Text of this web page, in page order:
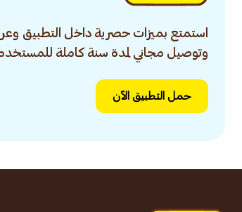
استمتع بميزات حصرية داخل التطبيق
وتوصيل مجاني لمدة سنة كاملة
حمل التطبيق الآن